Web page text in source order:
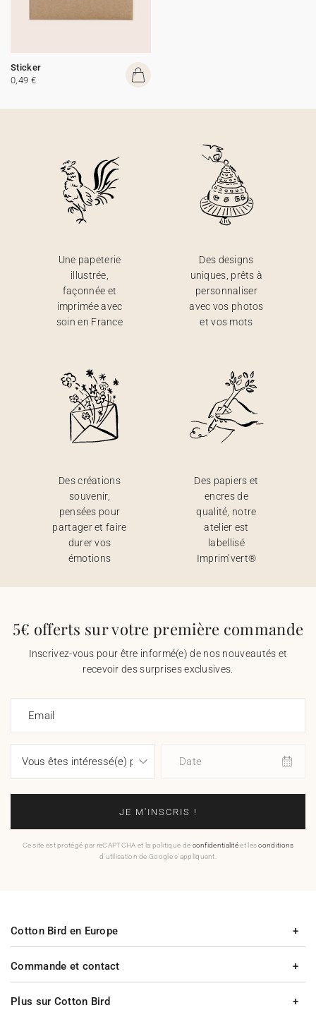
Sticker
0,49 €
Une papeterie
illustrée,
façonnée et
imprimée avec
soin en France
Des designs
uniques, prêts à
personnaliser
avec vos photos
et vos mots
Des créations
souvenir,
pensées pour
partager et faire
durer vos
émotions
Des papiers et
encres de
qualité, notre
atelier est
labellisé
Imprim’vert®
5€ offerts sur votre première commande
Inscrivez-vous pour être informé(e) de nos nouveautés et
recevoir des surprises exclusives.
Email
Date
JE M'INSCRIS !
Ce site est protégé par reCAPTCHA et la politique de confidentialitéet lesconditions
d'utilisation de Google s'appliquent.
Commande et contact
Plus sur Cotton Bird
Cotton Bird en Europe